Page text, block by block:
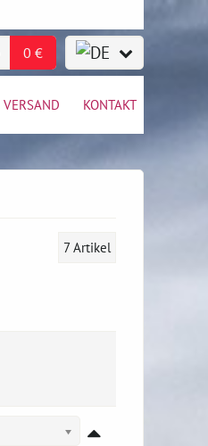
0 €
VERSAND KONTAKT
7 Artikel